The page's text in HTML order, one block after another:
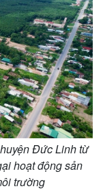
Đức Linh từ
hoạt động sản
trường